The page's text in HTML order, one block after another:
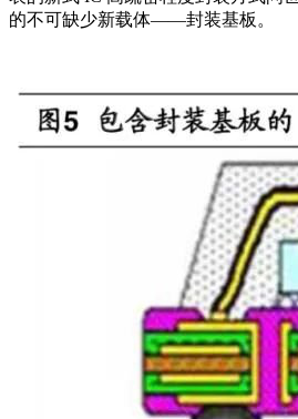
的不可缺少新载体——封装基板。